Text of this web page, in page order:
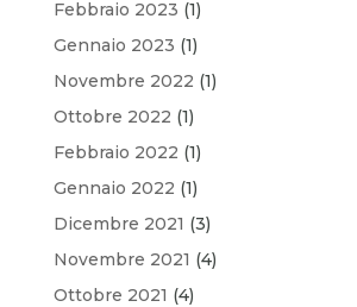
Febbraio 2023 (1)
Gennaio 2023 (1)
Novembre 2022 (1)
Ottobre 2022 (1)
Febbraio 2022 (1)
Gennaio 2022 (1)
Dicembre 2021 (3)
Novembre 2021 (4)
Ottobre 2021 (4)